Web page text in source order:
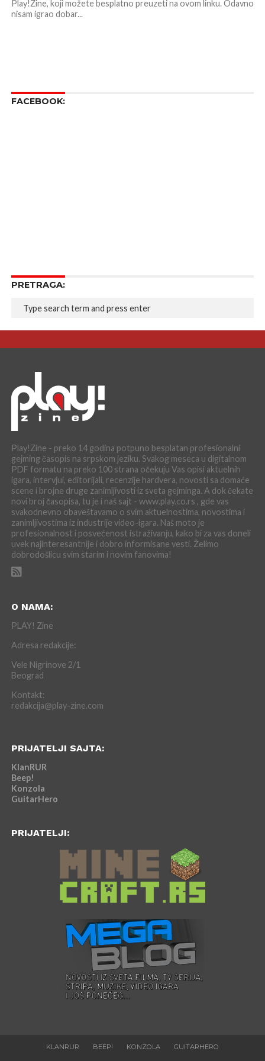
Play!Zine, koji možete besplatno preuzeti na ovom linku. Odavno
nisam igrao dobar...
FACEBOOK:
PRETRAGA:
Play!Zine - preko 14 godina potpuno besplatan profesionalni
gejming časopis na srpskom jeziku. Svakog meseca u digitalnom
PDF formatu na preko 100 strana očekuju Vas opisi aktuelnih
igara, intervjui, editorijali, recenzije hardvera, novosti sa domaće
scene i brojne druge zanimljivosti iz sveta gejminga. A dok čekate
novi broj časopisa, tu je i naš sajt - www.play.co.rs , gde vas
svakodnevno obaveštavamo o svim aktuelnostima, novostima i
zanimljivostima iz industrije video-igara. Naš moto je
profesionalnost i posvećenost istraživanju, kako bi za vas doneli
uvek najinteresantnije i dobro informisane vesti. Želimo
dobrodošlicu svim starim i novim fanovima!
O NAMA:
PLAY! Zine
Adresa redakcije:
Vele Nigrinove 2/1
Beograd
Kontakt:
redakcija@play-zine.com
PRIJATELJI SAJTA:
KlanRUR
Beep!
Konzola
GuitarHero
PRIJATELJI:
KLANRUR BEEP! KONZOLA GUITARHERO